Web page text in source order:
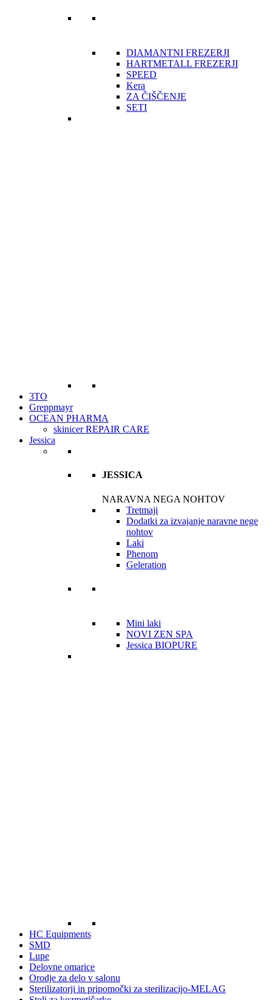
DIAMANTNI FREZERJI
HARTMETALL FREZERJI
SPEED
Kera
ZA ČIŠČENJE
SETI
3TO
Greppmayr
OCEAN PHARMA
skinicer REPAIR CARE
Jessica
JESSICA
NARAVNA NEGA NOHTOV
Tretmaji
Dodatki za izvajanje naravne nege
nohtov
Laki
Phenom
Geleration
Mini laki
NOVI ZEN SPA
Jessica BIOPURE
HC Equipments
SMD
Lupe
Delovne omarice
Orodje za delo v salonu
Sterilizatorji in pripomočki za sterilizacijo-MELAG